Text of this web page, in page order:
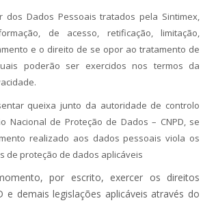
dos Dados Pessoais tratados pela Sintimex,
de acesso, retificação, limitação,
e o direito de se opor ao tratamento de
poderão ser exercidos nos termos da
queixa junto da autoridade de controlo
Nacional de Proteção de Dados – CNPD, se
realizado aos dados pessoais viola os
de proteção de dados aplicáveis
por escrito, exercer os direitos
e demais legislações aplicáveis através do